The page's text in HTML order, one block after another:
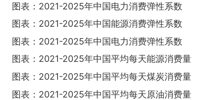
图表：2021-2025年中国电力消费弹性系数
图表：2021-2025年中国能源消费弹性系数
图表：2021-2025年中国电力消费弹性系数
图表：2021-2025年中国平均每天能源消费量
图表：2021-2025年中国平均每天煤炭消费量
图表：2021-2025年中国平均每天原油消费量